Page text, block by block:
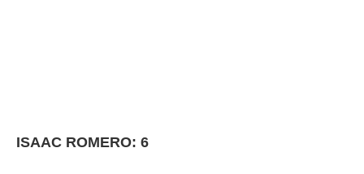
ISAAC ROMERO: 6